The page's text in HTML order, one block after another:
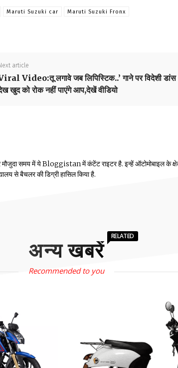
Maruti Suzuki car
Maruti Suzuki Fronx
article
Video:तू लगावे जब लिपिस्टिक..’ गाने पर विदेशी डांस
खुद को रोक नहीं पाएंगे आप,देखें वीडियो
मौजुदा समय में ये Bloggistan में कंटेंट राइटर है. इन्हें ऑटोमोबाइल के
से बैचलर की डिग्री हासिल किया है.
अन्य खबरें
RELATED
Recommended to you